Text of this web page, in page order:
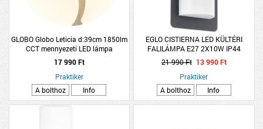
GLOBO Globo Leticia d:39cm 1850lm
CCT mennyezeti LED lámpa
17 990 Ft
Praktiker
A bolthoz
Info
EGLO CISTIERNA LED KÜLTÉRI
FALILÁMPA E27 2X10W IP44
ANTRACIT/FEHÉR
21 990 Ft 13 990 Ft
Praktiker
A bolthoz
Info